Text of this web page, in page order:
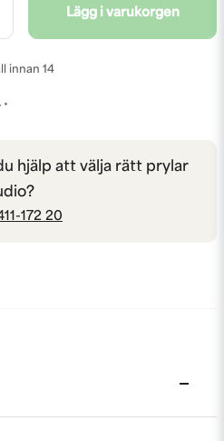
Lägg i varukorgen
innan 14
*
hjälp att välja rätt prylar
172 20